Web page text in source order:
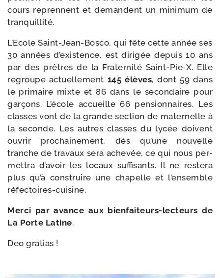
cours reprennent et demandent un mini­mum de
tranquillité.
L’Ecole Saint-​Jean-​Bosco, qui fête cette année ses
30 années d’existence, est diri­gée depuis 10 ans
par des prêtres de la Fraternité Saint-​Pie‑X. Elle
regroupe actuel­le­ment 145 élèves, dont 59 dans
le pri­maire mixte et 86 dans le secon­daire pour
gar­çons. L’école accueille 66 pen­sion­naires. Les
classes vont de la grande sec­tion de mater­nelle à
la seconde. Les autres classes du lycée doivent
ouvrir pro­chai­ne­ment, dès qu’une nou­velle
tranche de tra­vaux sera ache­vée, ce qui nous per­
met­tra d’avoir les locaux suf­fi­sants. Il ne res­te­ra
plus qu’à construire une cha­pelle et l’ensemble
réfectoires-cuisine.
Merci par avance aux bienfaiteurs-​lecteurs de
La Porte Latine.
Deo gra­tias !